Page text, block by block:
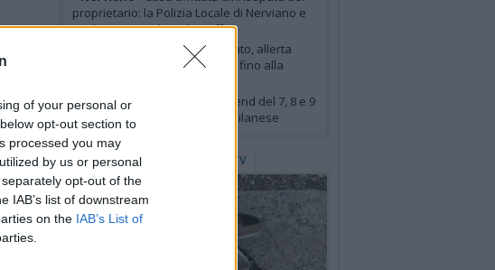
of your personal or
opt-out section to
processed you may
by us or personal
opt-out of the
IAB’s list of downstream
on the IAB’s List of
proprietario: la Polizia Locale di Nerviano e
Pogliano smaschera la truffa
- Temporali e vento, allerta
gialla anche nell’Alto Milanese fino alla
» Eventi - Cosa fare nel weekend del 7, 8 e 9
agosto a Legnano e nell’Alto Milanese
Gallerie Fotografiche WebTV